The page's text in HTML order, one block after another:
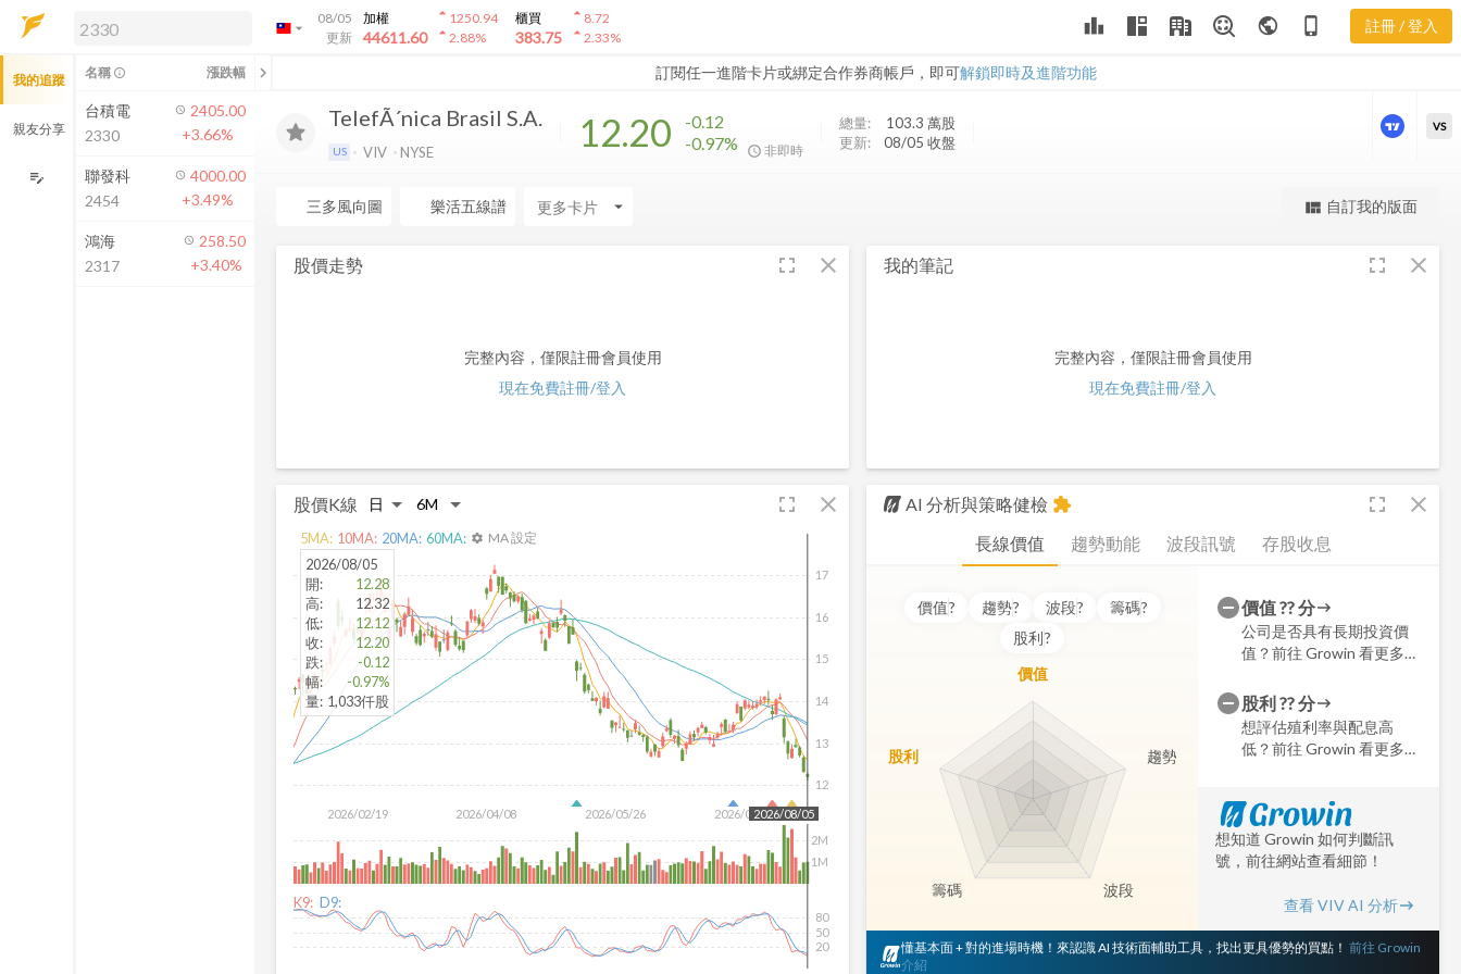
arrow_drop_down
08/05
更新
加權
44611.60
arrow_drop_up1250.94
arrow_drop_up2.88%
櫃買
383.75
arrow_drop_up8.72
arrow_drop_up2.33% leaderboard public phone_iphone 註冊 / 登入
訂閱任一進階卡片或綁定合作券商帳戶，即可解鎖即時及進階功能
解鎖即時行情及進階功能
方案」，即可解鎖以下功能：
即時行情
即時市況與排行
成交金額熱力圖
前往方案訂閱
如何綁定合作券商
VIV
TelefÃ´nica Brasil S.A.
US VIV NYSE 12.20
-0.12
-0.97%
非即時
總量: 103.3 萬股
更新:
08/05 收盤
更強大的進階價量圖表
VS
三多風向圖 樂活五線譜 arrow_drop_down view_quilt 自訂我的版面
股價走勢 fullscreen close
完整內容，僅限註冊會員使用
現在免費註冊/登入
股價K線 fullscreen close
2026/02/19 2026/04/08 2026/05/26 2026/07/14
12
13
14
15
16
17
2026/08/05
1M
2M
2026/08/05
開:
12.28
高:
12.32
低:
12.12
收:
12.20
跌:
-0.12
幅:
-0.97%
量: 1,033仟股
5MA: 10MA: 20MA: 60MA: settings MA 設定
K9: D9:
20
50
80
我的筆記 fullscreen close
完整內容，僅限註冊會員使用
現在免費註冊/登入
AI 分析與策略健檢 fullscreen close
extension
長線價值 趨勢動能 波段訊號 存股收息
價值? 趨勢? 波段? 籌碼?
股利?
價值
趨勢
波段
籌碼
股利
價值??分
公司是否具有長期投資價
值？前往 Growin 看更多細
股利??分
想評估殖利率與配息高
低？前往 Growin 看更多細
想知道 Growin 如何判斷訊
號，前往網站查看細節！
查看 VIV AI 分析
懂基本面 + 對的進場時機！來認識 AI 技術面輔助工具，找出更具優勢的買點！ 前往 Growin
介紹
我的追蹤
親友分享
edit_note
名稱 info_outline 漲跌幅 chevron_left
台積電
2330
2405.00
+3.66%
聯發科
2454
4000.00
+3.49%
鴻海
2317
258.50
+3.40%